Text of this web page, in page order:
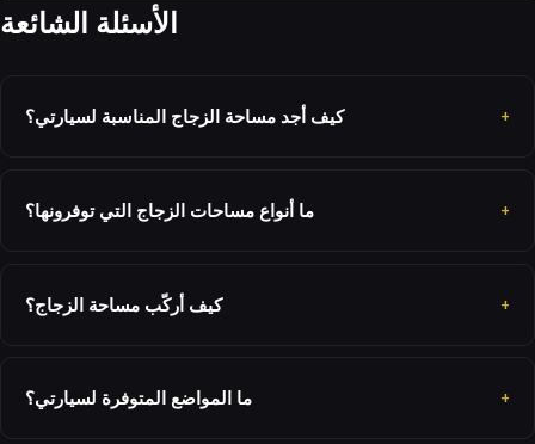
الأسئلة الشائعة
كيف أجد مساحة الزجاج المناسبة لسيارتي؟
ما أنواع مساحات الزجاج التي توفرونها؟
كيف أركّب مساحة الزجاج؟
ما المواضع المتوفرة لسيارتي؟